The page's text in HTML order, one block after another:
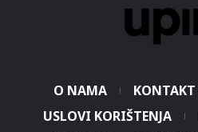
O NAMA KONTAKT
USLOVI KORIŠTENJA